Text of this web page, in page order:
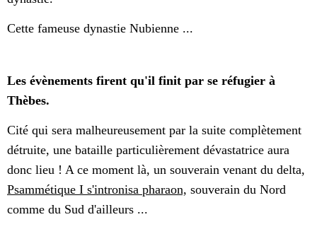
Cette fameuse dynastie Nubienne ...
Les évènements firent qu'il finit par se réfugier à
Thèbes.
Cité qui sera malheureusement par la suite complètement
détruite, une bataille particulièrement dévastatrice aura
donc lieu ! A ce moment là, un souverain venant du delta,
Psammétique I s'intronisa pharaon, souverain du Nord
comme du Sud d'ailleurs ...